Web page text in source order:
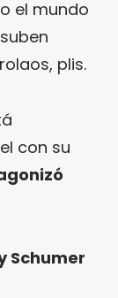
el mundo
plis.
con su
Schumer